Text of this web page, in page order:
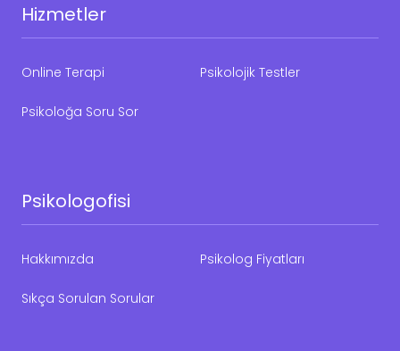
Hizmetler
Online Terapi Psikolojik Testler
Psikoloğa Soru Sor
Psikologofisi
Hakkımızda Psikolog Fiyatları
Sıkça Sorulan Sorular